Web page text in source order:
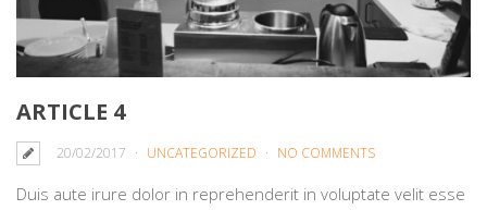
ARTICLE 4
20/02/2017 UNCATEGORIZED NO COMMENTS
Duis aute irure dolor in reprehenderit in voluptate velit esse